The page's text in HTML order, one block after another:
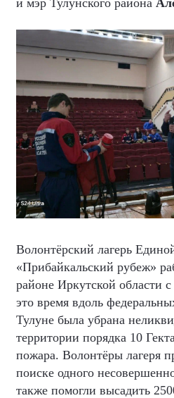
и мэр Тулунского района
Волонтёрский лагерь
«Прибайкальский рубеж»
районе Иркутской области
это время вдоль
Тулуне была убрана
территории порядка 10
пожара. Волонтёры лагеря
поиске одного
также помогли высадить